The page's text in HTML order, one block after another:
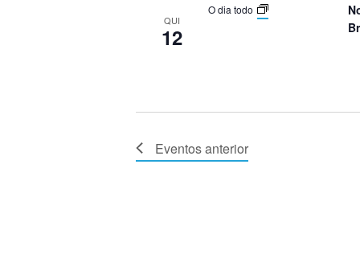
QUI
12
O dia todo
Eventosanterior